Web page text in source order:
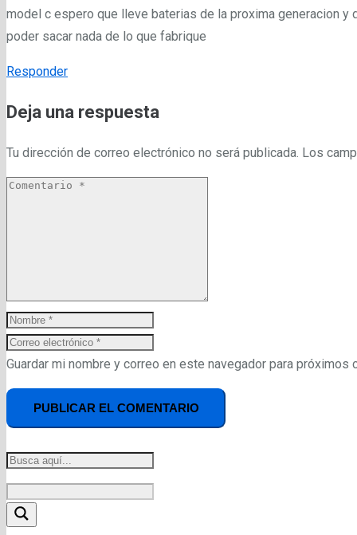
model c espero que lleve baterias de la proxima generacion
poder sacar nada de lo que fabrique
Responder
Deja una respuesta
Tu dirección de correo electrónico no será publicada. Los
Guardar mi nombre y correo en este navegador para próximos
PUBLICAR EL COMENTARIO